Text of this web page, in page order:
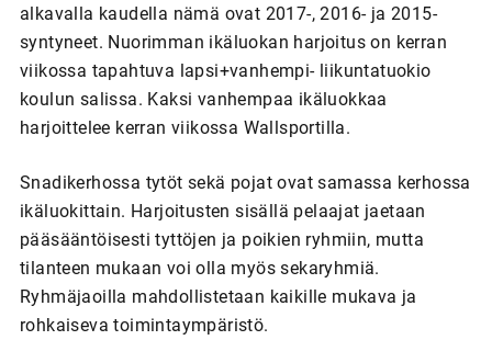
alkavalla kaudella nämä ovat 2017-, 2016- ja 2015-
syntyneet. Nuorimman ikäluokan harjoitus on kerran
viikossa tapahtuva lapsi+vanhempi- liikuntatuokio
koulun salissa. Kaksi vanhempaa ikäluokkaa
harjoittelee kerran viikossa Wallsportilla.
Snadikerhossa tytöt sekä pojat ovat samassa kerhossa
ikäluokittain. Harjoitusten sisällä pelaajat jaetaan
pääsääntöisesti tyttöjen ja poikien ryhmiin, mutta
tilanteen mukaan voi olla myös sekaryhmiä.
Ryhmäjaoilla mahdollistetaan kaikille mukava ja
rohkaiseva toimintaympäristö.